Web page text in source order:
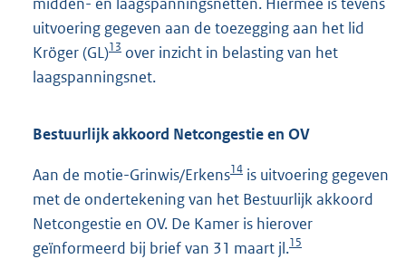
uitvoering gegeven aan de toezegging aan het lid
Kröger (GL)13 over inzicht in belasting van het
laagspanningsnet.
Bestuurlijk akkoord Netcongestie en OV
Aan de motie-Grinwis/Erkens14 is uitvoering gegeven
met de ondertekening van het Bestuurlijk akkoord
Netcongestie en OV. De Kamer is hierover
geïnformeerd bij brief van 31 maart jl.15